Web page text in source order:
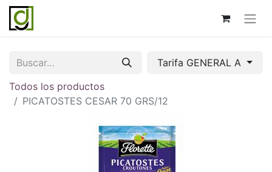
Tarifa GENERAL A
Todos los productos
PICATOSTES CESAR 70 GRS/12